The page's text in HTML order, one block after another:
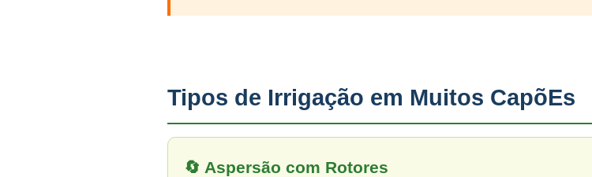
Tipos de Irrigação em Muitos CapõEs
🔄 Aspersão com Rotores